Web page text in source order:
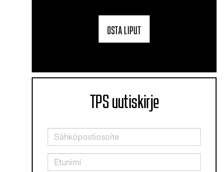
OSTA LIPUT
TPS uutiskirje